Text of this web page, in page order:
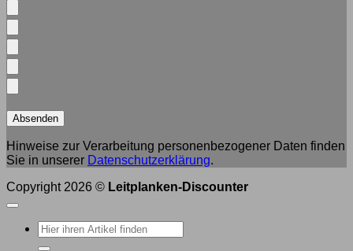
Hinweise zur Verarbeitung personenbezogener Daten finden
Sie in unserer Datenschutzerklärung.
Copyright 2026 © Leitplanken-Discounter
Suche
nach: